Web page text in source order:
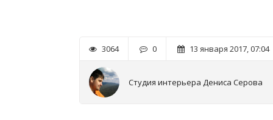
3064 0 13 января 2017, 07:04
Студия интерьера Дениса Серова